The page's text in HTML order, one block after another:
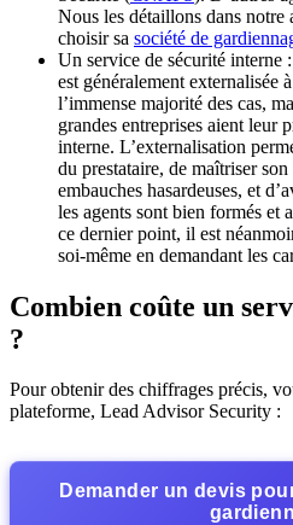
Nous les détaillons dans notre
choisir sa société de
Un service de sécurité interne
est généralement externalisée
l’immense majorité des cas,
grandes entreprises aient leur
interne. L’externalisation
du prestataire, de maîtriser
embauches hasardeuses, et
les agents sont bien formés et
ce dernier point, il est
soi-même en demandant les
Combien coûte un
?
Pour obtenir des chiffrages précis,
plateforme, Lead Advisor Security :
Demander un devis